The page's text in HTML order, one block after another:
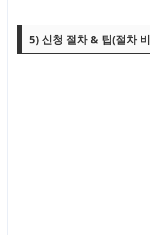
5) 신청 절차 & 팁(절차